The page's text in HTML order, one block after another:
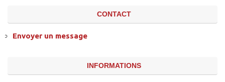
CONTACT
Envoyer un message
INFORMATIONS